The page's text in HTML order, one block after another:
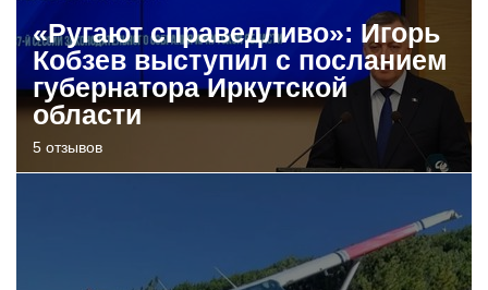
«Ругают справедливо»: Игорь
Кобзев выступил с посланием
губернатора Иркутской
области
5 отзывов